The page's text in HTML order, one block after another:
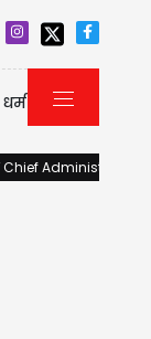
धर्म
के Chief Administrator